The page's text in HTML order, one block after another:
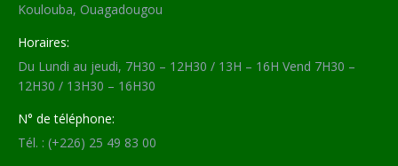
Koulouba, Ouagadougou
Horaires:
Du Lundi au jeudi, 7H30 – 12H30 / 13H – 16H Vend 7H30 –
12H30 / 13H30 – 16H30
N° de téléphone:
Tél. : (+226) 25 49 83 00